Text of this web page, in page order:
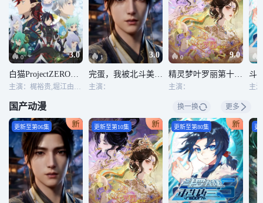
0 3.0 1 3.0
主演：
0 9.0
主演： 主
国产动漫 换一换 更多
更新至第06集 更新至第10集 更新至第80集 更